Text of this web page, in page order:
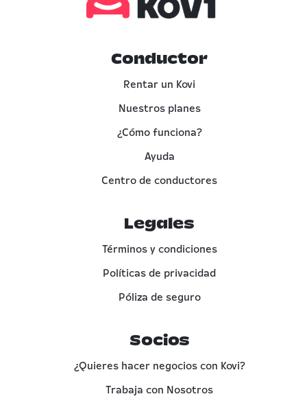
Conductor
Rentar un Kovi
Nuestros planes
¿Cómo funciona?
Ayuda
Centro de conductores
Legales
Términos y condiciones
Políticas de privacidad
Póliza de seguro
Socios
¿Quieres hacer negocios con Kovi?
Trabaja con Nosotros